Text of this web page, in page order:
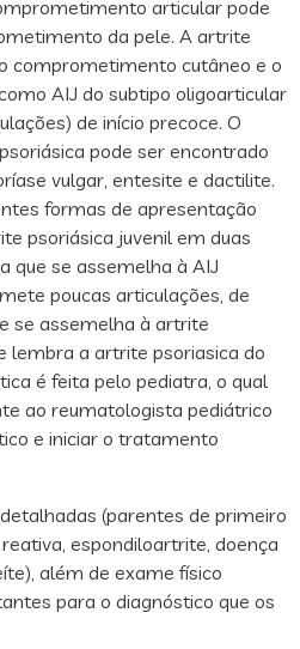
articular pode
da pele. A artrite
comprometimento cutâneo e o
AIJ do subtipo oligoarticular
de início precoce. O
pode ser encontrado
vulgar, entesite e dactilite.
formas de apresentação
psoriásica juvenil em duas
que se assemelha à AIJ
poucas articulações, de
se assemelha à artrite
lembra a artrite psoriasica do
é feita pelo pediatra, o qual
ao reumatologista pediátrico
e iniciar o tratamento
(parentes de primeiro
espondiloartrite, doença
além de exame físico
para o diagnóstico que os